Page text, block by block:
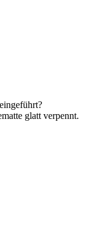
glatt verpennt.